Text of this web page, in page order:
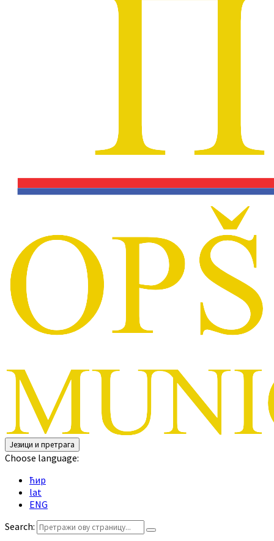
Језици и претрага
Choose language:
ћир
lat
ENG
Search: